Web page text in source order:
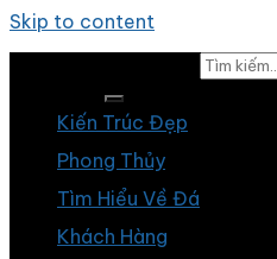
Skip to content
Kiến Trúc Đẹp
Phong Thủy
Tìm Hiểu Về Đá
Khách Hàng